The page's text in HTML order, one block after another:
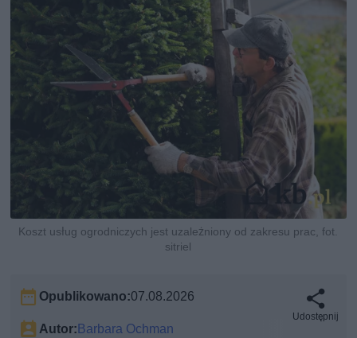
Koszt usług ogrodniczych jest uzależniony od zakresu prac, fot.
sitriel
Opublikowano:07.08.2026
Autor: Barbara Ochman
Udostępnij